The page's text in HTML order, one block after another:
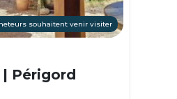
souhaitent venir visiter
Périgord